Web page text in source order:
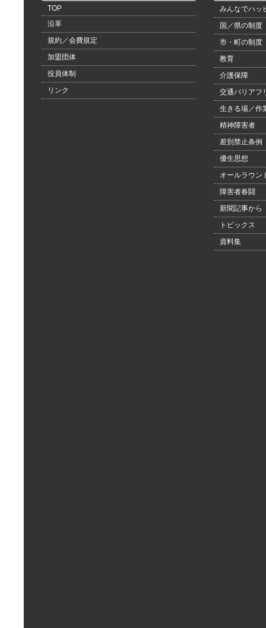
TOP
沿革
規約／会費規定
加盟団体
役員体制
リンク
みんなでハッ
国／県の制度
市・町の制度
教育
介護保障
交通バリアフ
生きる場／作
精神障害者
差別禁止条例
優生思想
オールラウン
障害者春闘
新聞記事から
トピックス
資料集